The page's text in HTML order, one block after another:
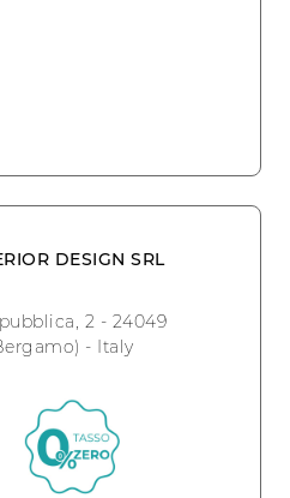
DESIGN SRL
2 - 24049
- Italy